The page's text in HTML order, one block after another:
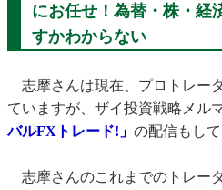
にお任せ！為替・株・
すかわからない
志摩さんは現在、プロトレー
ていますが、ザイ投資戦略メル
バルFXトレード!」 の配信もして
志摩さんのこれまでのトレー